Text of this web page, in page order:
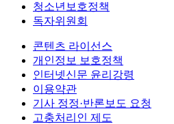
청소년보호정책
독자위원회
콘텐츠 라이선스
개인정보 보호정책
인터넷신문 윤리강령
이용약관
기사 정정·반론보도 요청
고충처리인 제도